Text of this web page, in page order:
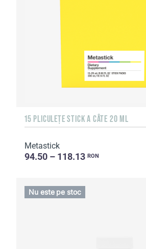
15 PLICULEȚE STICK A CÂTE 20 ML
Metastick
94.50 – 118.13 RON
Nu este pe stoc